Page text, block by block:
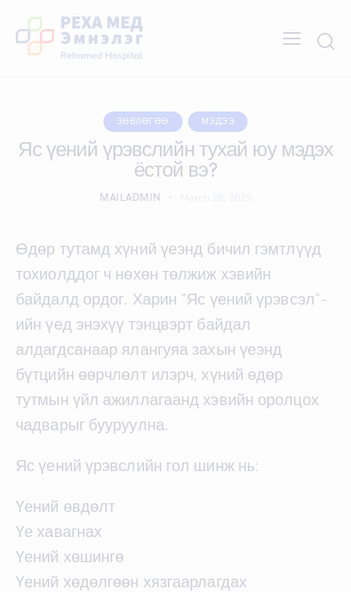
ЗӨВЛӨГӨӨ МЭДЭЭ
Яс үений үрэвслийн тухай юу мэдэх
ёстой вэ?
MAILADMIN
Өдөр тутамд хүний үеэнд бичил гэмтлүүд
тохиолддог ч нөхөн төлжиж хэвийн
байдалд ордог. Харин “Яс үений үрэвсэл”-
ийн үед энэхүү тэнцвэрт байдал
алдагдсанаар ялангуяа захын үеэнд
бүтцийн өөрчлөлт илэрч, хүний өдөр
тутмын үйл ажиллагаанд хэвийн оролцох
чадварыг бууруулна.
Яс үений үрэвслийн гол шинж нь:
Үений өвдөлт
Үе хавагнах
Үений хөшингө
Үений хөдөлгөөн хязгаарлагдах